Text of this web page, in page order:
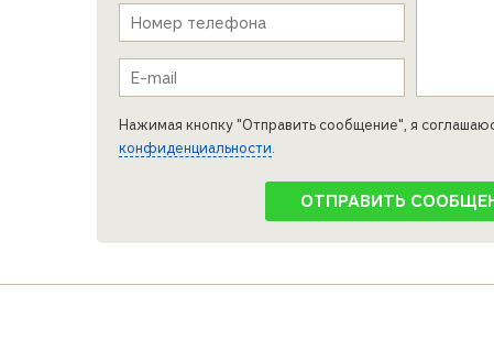
Телефон*
e-mail*
Нажимая кнопку "Отправить сообщение", я
конфиденциальности.